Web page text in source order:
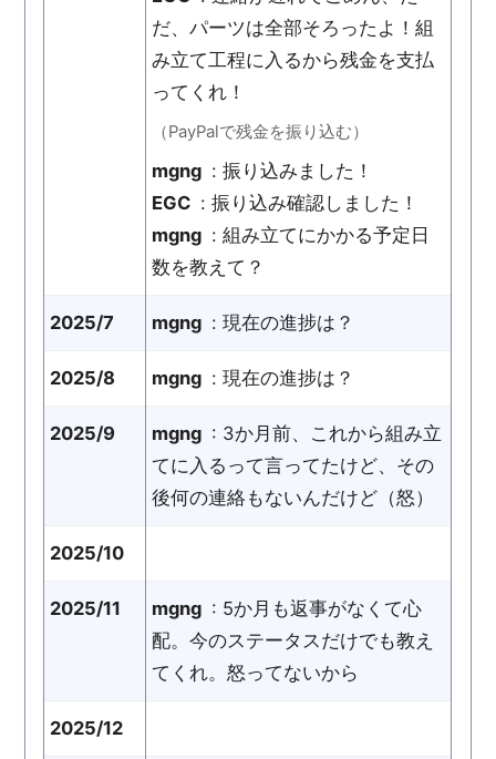
だ、パーツは全部そろったよ！組
み立て工程に入るから残金を支払
ってくれ！
（PayPalで残金を振り込む）
mgng : 振り込みました！
EGC : 振り込み確認しました！
mgng : 組み立てにかかる予定日
数を教えて？
2025/7 mgng : 現在の進捗は？
2025/8 mgng : 現在の進捗は？
2025/9 mgng : 3か月前、これから組み立
てに入るって言ってたけど、その
後何の連絡もないんだけど（怒）
2025/10
2025/11 mgng : 5か月も返事がなくて心
配。今のステータスだけでも教え
てくれ。怒ってないから
2025/12